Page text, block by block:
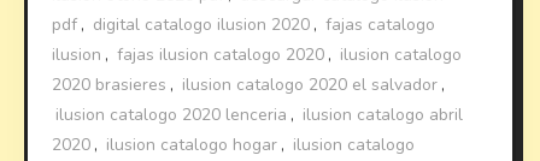
pdf , digital catalogo ilusion 2020 , fajas catalogo
ilusion , fajas ilusion catalogo 2020 , ilusion catalogo
2020 brasieres , ilusion catalogo 2020 el salvador ,
ilusion catalogo 2020 lenceria , ilusion catalogo abril
2020 , ilusion catalogo hogar , ilusion catalogo